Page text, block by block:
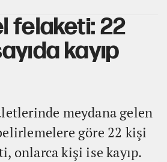
felaketi: 22
kayıp
meydana gelen
göre 22 kişi
onlarca kişi ise kayıp.